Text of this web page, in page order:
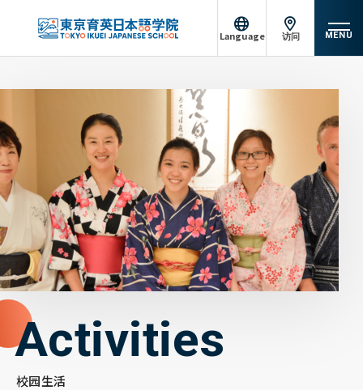
Language
中文（简体）
မြန်မာဘာသာ русский
访问 MENU
关于东京育英
入学信息
成就
校园生活
支持系统
Activities
校园生活